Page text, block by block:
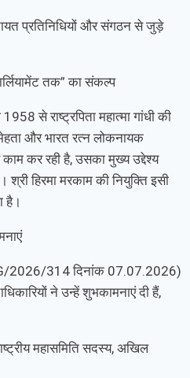
प्रतिनिधियों और संगठन से जुड़े
तक” का संकल्प
से राष्ट्रपिता महात्मा गांधी की
और भारत रत्न लोकनायक
कर रही है, उसका मुख्य उद्देश्य
हिरमा मरकाम की नियुक्ति इसी
है।
2026/314 दिनांक 07.07.2026)
ने उन्हें शुभकामनाएं दी हैं,
महासमिति सदस्य, अखिल